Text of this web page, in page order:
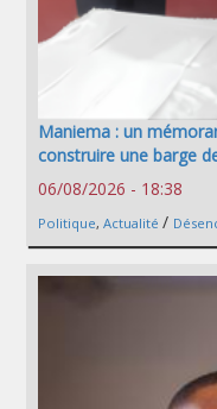
Maniema : un
construire une barge
06/08/2026 - 18:38
Politique, Actualité /